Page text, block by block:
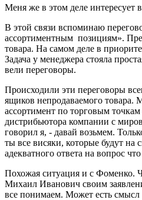
Меня же в этом деле интересует
В этой связи вспоминаю
ассортиментным позициям».
товара. На самом деле в
Задача у менеджера стояла
вели переговоры.
Происходили эти переговоры
ящиков непродаваемого товара.
ассортимент по торговым
дистрибьютора компании с
говорил я, - давай возьмем.
ты все висяки, которые будут
адекватного ответа на вопрос
Похожая ситуация и с Фоменко.
Михаил Иванович своим
все понимаем. Может есть смысл